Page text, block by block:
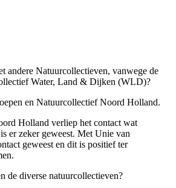
andere Natuurcollectieven, vanwege de
Water, Land & Dijken (WLD)?
en Natuurcollectief Noord Holland.
Holland verliep het contact wat
er zeker geweest. Met Unie van
geweest en dit is positief ter
de diverse natuurcollectieven?